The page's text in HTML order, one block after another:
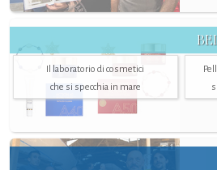
Il laboratorio di cosmetici
che si specchia in mare